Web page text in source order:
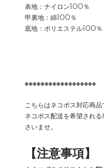
表地：ナイロン100％
甲裏地：綿100％
底地：ポリエステル100％
※※※※※※※※※※※※※※※※※※
こちらはネコポス対応商品
ネコポス配送を希望され
さいませ。
【注意事項】